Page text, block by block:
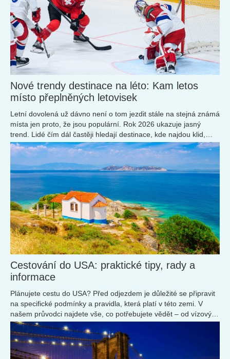
Nové trendy destinace na léto: Kam letos
místo přeplněných letovisek
Letní dovolená už dávno není o tom jezdit stále na stejná známá
místa jen proto, že jsou populární. Rok 2026 ukazuje jasný
trend. Lidé čím dál častěji hledají destinace, kde najdou klid,
autenticitu a ten příjemný pocit, že objevili něco vlastního.
Cestování do USA: praktické tipy, rady a
informace
Plánujete cestu do USA? Před odjezdem je důležité se připravit
na specifické podmínky a pravidla, která platí v této zemi. V
našem průvodci najdete vše, co potřebujete vědět – od vízových
požadavků až po tipy na bezpečnost.